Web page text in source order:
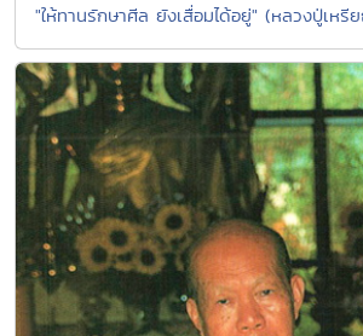
"ให้ทานรักษาศีล ยังเสื่อมได้อยู่" (หลวงปู่เหรี